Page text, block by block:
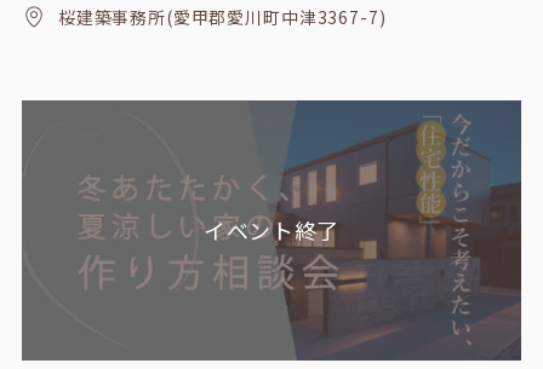
桜建築事務所(愛甲郡愛川町中津3367-7)
イベント終了